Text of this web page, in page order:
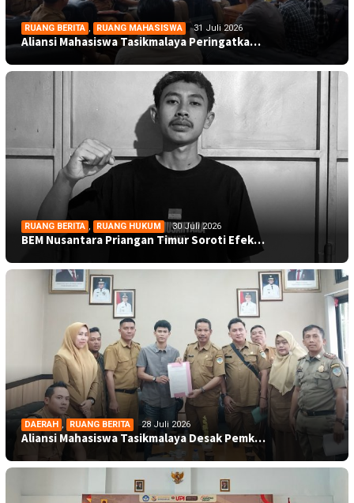
RUANG BERITA , RUANG MAHASISWA 31 Juli 2026
Aliansi Mahasiswa Tasikmalaya Peringatka…
RUANG BERITA , RUANG HUKUM 30 Juli 2026
BEM Nusantara Priangan Timur Soroti Efek…
DAERAH , RUANG BERITA 28 Juli 2026
Aliansi Mahasiswa Tasikmalaya Desak Pemk…